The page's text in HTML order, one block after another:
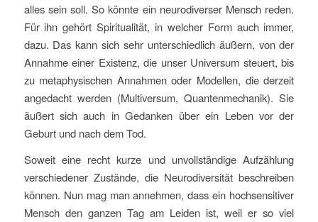
alles sein soll. So könnte ein neurodiverser Mensch reden.
Für ihn gehört Spiritualität, in welcher Form auch immer,
dazu. Das kann sich sehr unterschiedlich äußern, von der
Annahme einer Existenz, die unser Universum steuert, bis
zu metaphysischen Annahmen oder Modellen, die derzeit
angedacht werden (Multiversum, Quantenmechanik). Sie
äußert sich auch in Gedanken über ein Leben vor der
Geburt und nach dem Tod.
Soweit eine recht kurze und unvollständige Aufzählung
verschiedener Zustände, die Neurodiversität beschreiben
können. Nun mag man annehmen, dass ein hochsensitiver
Mensch den ganzen Tag am Leiden ist, weil er so viel